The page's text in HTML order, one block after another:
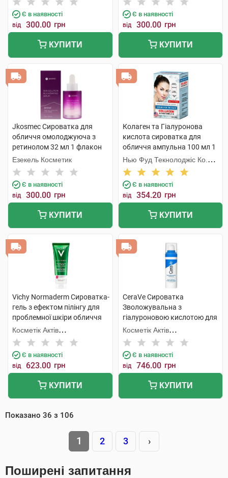
Є в наявності
від 300.00 грн
КУПИТИ
Є в наявності
від 300.00 грн
КУПИТИ
Jkosmec Сироватка для
обличчя омолоджуюча з
ретинолом 32 мл 1 флакон
Езекель Косметик
Є в наявності
від 300.00 грн
КУПИТИ
Колаген та Гіалуронова
кислота сироватка для
обличчя ампульна 100 мл 1
флакон
Нью Фуд Текнолоджіс Ко.
Лтд
Є в наявності
від 354.20 грн
КУПИТИ
Vichy Normaderm Сироватка-
гель з ефектом пілінгу для
проблемної шкіри обличчя
та тіла 125 мл 1 туба
Косметік Актів
Інтернаціональ
Є в наявності
від 623.00 грн
КУПИТИ
CeraVe Сироватка
Зволожувальна з
гіалуроновою кислотою для
всіх типів шкіри обличчя 30
мл 1 флакон
Косметік Актів
Інтернаціональ
Є в наявності
від 746.00 грн
КУПИТИ
Показано 36 з 106
1 2 3 ›
Поширені запитання